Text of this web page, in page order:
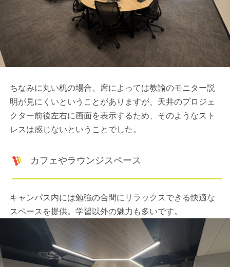
ちなみに丸い机の場合、席によっては教諭のモニター説
明が見にくいということがありますが、天井のプロジェ
クター前後左右に画面を表示するため、そのようなスト
レスは感じないということでした。
カフェやラウンジスペース
キャンパス内には勉強の合間にリラックスできる快適な
スペースを提供。学習以外の魅力も多いです。